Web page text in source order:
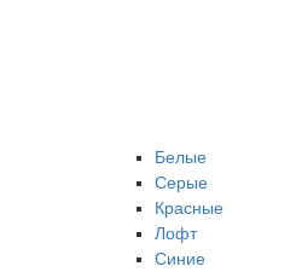
Белые
Серые
Красные
Лофт
Синие